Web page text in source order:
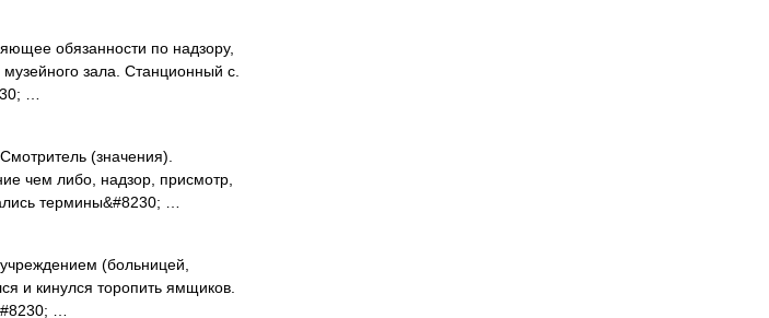
обязанности по надзору,
зала. Станционный с.
…
(значения).
чем либо, надзор, присмотр,
термины&#8230; …
(больницей,
и кинулся торопить ямщиков.
…